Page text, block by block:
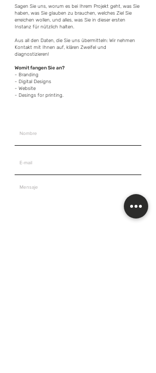
Sagen Sie uns, worum es bei Ihrem Projekt geht, was Sie
haben, was Sie glauben zu brauchen, welches Ziel Sie
erreichen wollen, und alles, was Sie in dieser ersten
Instanz für nützlich halten.
Aus all den Daten, die Sie uns übermitteln: Wir nehmen
Kontakt mit Ihnen auf, klären Zweifel und
diagnostizieren!
Womit fangen Sie an?
- Branding
- Digital Designs
- Website
- Desings for printing.